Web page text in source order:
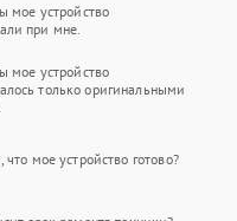
мое устройство
при мне.
мое устройство
только оригинальными
мое устройство готово?